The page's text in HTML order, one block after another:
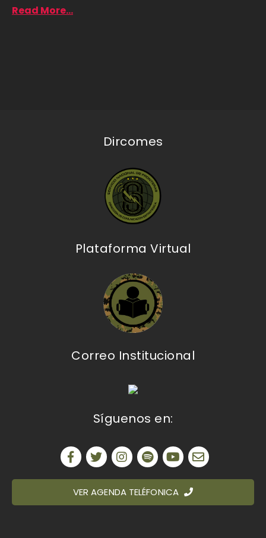
Read More...
Dircomes
Plataforma Virtual
Correo Institucional
Síguenos en:
VER AGENDA TELÉFONICA